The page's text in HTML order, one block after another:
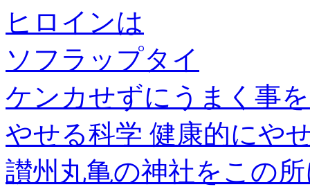
ヒロインは
ソフラップタイ
ケンカせずにうまく事
やせる科学 健康的にや
讃州丸亀の神社をこの